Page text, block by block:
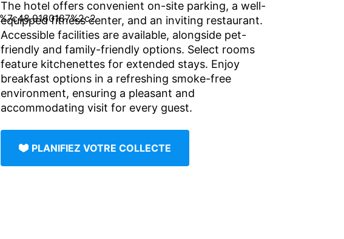
The hotel offers convenient on-site parking, a well-
equipped fitness center, and an inviting restaurant.
Accessible facilities are available, alongside pet-
friendly and family-friendly options. Select rooms
feature kitchenettes for extended stays. Enjoy
breakfast options in a refreshing smoke-free
environment, ensuring a pleasant and
accommodating visit for every guest.
PLANIFIEZ VOTRE COLLECTE